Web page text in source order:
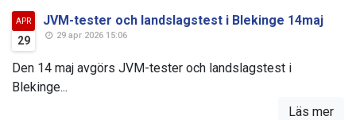
APR
29
JVM-tester och landslagstest i Blekinge 14maj
29 apr 2026 15:06
Den 14 maj avgörs JVM-tester och landslagstest i
Blekinge...
Läs mer